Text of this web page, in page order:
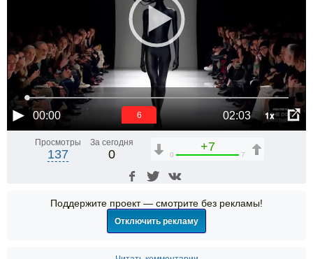
00:00 02:03 1x
6
Просмотры
137
За сегодня
0
+7
0 7
Поддержите проект — смотрите без рекламы!
Отключить рекламу